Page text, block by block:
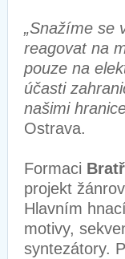
„Snažíme se
reagovat na
pouze na
účasti
našimi
Ostrava.
Formaci
projekt
Hlavním
motivy,
syntezátory.